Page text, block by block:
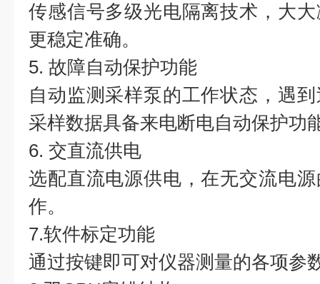
传感信号多级光电隔离技术，大
更稳定准确。
5. 故障自动保护功能
自动监测采样泵的工作状态，遇
采样数据具备来电断电自动保护功
6. 交直流供电
选配直流电源供电，在无交流电
作。
7.软件标定功能
通过按键即可对仪器测量的各项参